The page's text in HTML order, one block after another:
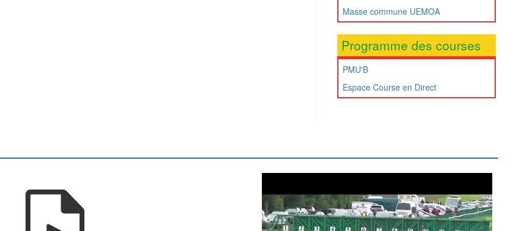
Masse commune UEMOA
Programme des courses
PMU'B
Espace Course en Direct